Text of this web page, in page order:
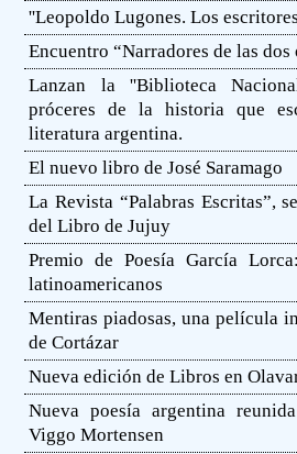
''Leopoldo Lugones. Los
Encuentro “Narradores de las
Lanzan la ''Biblioteca
próceres de la historia que
literatura argentina.
El nuevo libro de José Saramago
La Revista “Palabras Escritas”,
del Libro de Jujuy
Premio de Poesía García
latinoamericanos
Mentiras piadosas, una película
de Cortázar
Nueva edición de Libros en
Nueva poesía argentina
Viggo Mortensen